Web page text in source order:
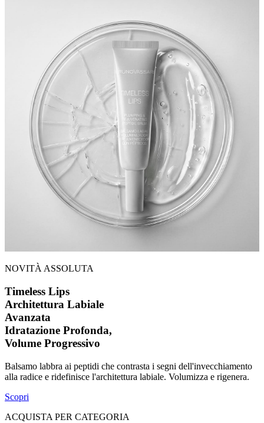
NOVITÀ ASSOLUTA
Timeless Lips
Architettura Labiale
Avanzata
Idratazione Profonda,
Volume Progressivo
Balsamo labbra ai peptidi che contrasta i segni dell'invecchiamento
alla radice e ridefinisce l'architettura labiale. Volumizza e rigenera.
Scopri
ACQUISTA PER CATEGORIA